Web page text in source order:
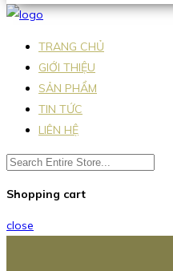
TRANG CHỦ
GIỚI THIỆU
SẢN PHẨM
TIN TỨC
LIÊN HỆ
Shopping cart
close